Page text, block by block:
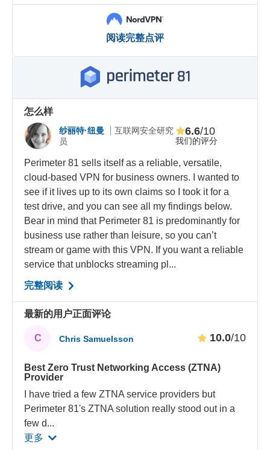
阅读完整点评
怎么样
纱丽特·纽曼
互联网安全研究
员
我们的评分
6.6/10
Perimeter 81 sells itself as a reliable, versatile,
cloud-based VPN for business owners. I wanted to
see if it lives up to its own claims so I took it for a
test drive, and you can see all my findings below.
Bear in mind that Perimeter 81 is predominantly for
business use rather than leisure, so you can’t
stream or game with this VPN. If you want a reliable
service that unblocks streaming pl...
完整阅读
最新的用户正面评论
C Chris Samuelsson 10.0/10
Best Zero Trust Networking Access (ZTNA)
Provider
I have tried a few ZTNA service providers but
Perimeter 81's ZTNA solution really stood out in a
few d...
更多